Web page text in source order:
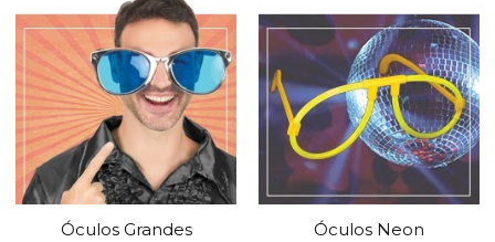
Óculos Grandes Óculos Neon